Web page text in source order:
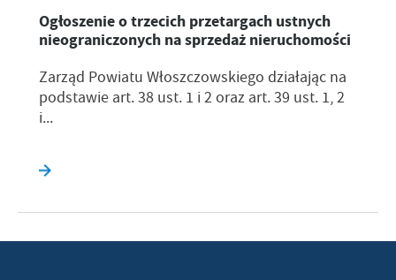
Ogłoszenie o trzecich przetargach ustnych
nieograniczonych na sprzedaż nieruchomości
Zarząd Powiatu Włoszczowskiego działając na
podstawie art. 38 ust. 1 i 2 oraz art. 39 ust. 1, 2
i...